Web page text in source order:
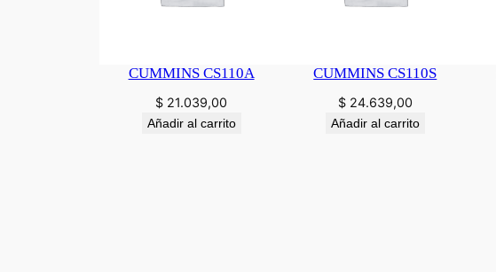
CUMMINS CS110A
$ 21.039,00
Añadir al carrito
CUMMINS CS110S
$24.639,00
Añadir al carrito